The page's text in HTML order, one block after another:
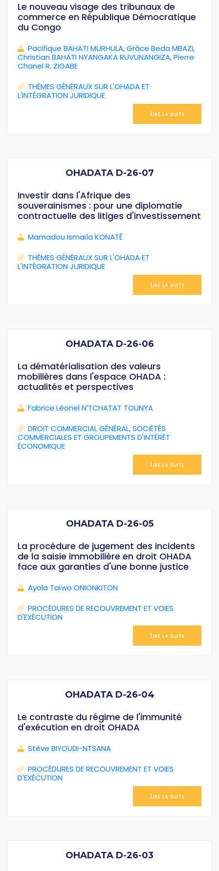
Le nouveau visage des tribunaux de
commerce en République Démocratique
du Congo
Pacifique BAHATI MURHULA,Grâce Beda MBAZI,
Christian BAHATI NYANGAKA RUVUNANGIZA,Pierre
Chanel R. ZIGABE
THÈMES GÉNÉRAUX SUR L'OHADA ET
L'INTÉGRATION JURIDIQUE
Lire la suite
OHADATA D-26-07
Investir dans l'Afrique des
souverainismes : pour une diplomatie
contractuelle des litiges d'investissement
Mamadou Ismaïla KONATÉ
THÈMES GÉNÉRAUX SUR L'OHADA ET
L'INTÉGRATION JURIDIQUE
Lire la suite
OHADATA D-26-06
La dématérialisation des valeurs
mobilières dans l'espace OHADA :
actualités et perspectives
Fabrice Léonel N'TCHATAT TOUNYA
DROIT COMMERCIAL GÉNÉRAL,SOCIÉTÉS
COMMERCIALES ET GROUPEMENTS D'INTÉRÊT
ÉCONOMIQUE
Lire la suite
OHADATA D-26-05
La procédure de jugement des incidents
de la saisie immobilière en droit OHADA
face aux garanties d'une bonne justice
Ayola Taïwo ONIONKITON
PROCÉDURES DE RECOUVREMENT ET VOIES
D'EXÉCUTION
Lire la suite
OHADATA D-26-04
Le contraste du régime de l'immunité
d'exécution en droit OHADA
Stève BIYOUDI-NTSANA
PROCÉDURES DE RECOUVREMENT ET VOIES
D'EXÉCUTION
Lire la suite
OHADATA D-26-03